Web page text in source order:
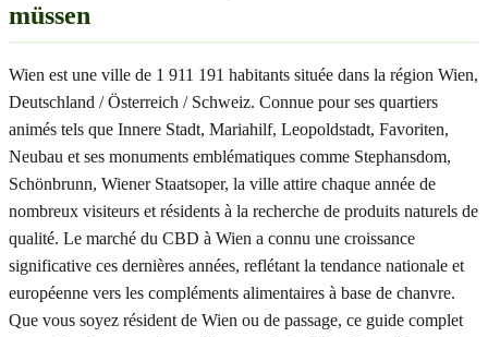
müssen
Wien est une ville de 1 911 191 habitants située dans la région Wien,
Deutschland / Österreich / Schweiz. Connue pour ses quartiers
animés tels que Innere Stadt, Mariahilf, Leopoldstadt, Favoriten,
Neubau et ses monuments emblématiques comme Stephansdom,
Schönbrunn, Wiener Staatsoper, la ville attire chaque année de
nombreux visiteurs et résidents à la recherche de produits naturels de
qualité. Le marché du CBD à Wien a connu une croissance
significative ces dernières années, reflétant la tendance nationale et
européenne vers les compléments alimentaires à base de chanvre.
Que vous soyez résident de Wien ou de passage, ce guide complet